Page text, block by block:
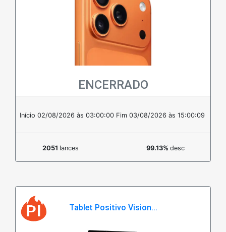
ENCERRADO
Início 02/08/2026 às 03:00:00 Fim 03/08/2026 às 15:00:09
2051 lances 99.13% desc
Tablet Positivo Vision...